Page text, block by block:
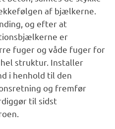
af bjælkerne.
og efter at
er
fuger og våde fuger for
struktur. Installer
i henhold til den
og fremfør
til sidst